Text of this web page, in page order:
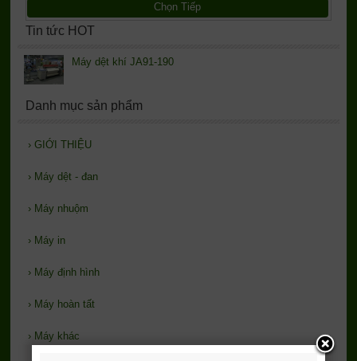
Chọn Tiếp
Tin tức HOT
Máy dệt khí JA91-190
Danh mục sản phẩm
› GIỚI THIỆU
› Máy dệt - đan
› Máy nhuộm
› Máy in
› Máy định hình
› Máy hoàn tất
› Máy khác